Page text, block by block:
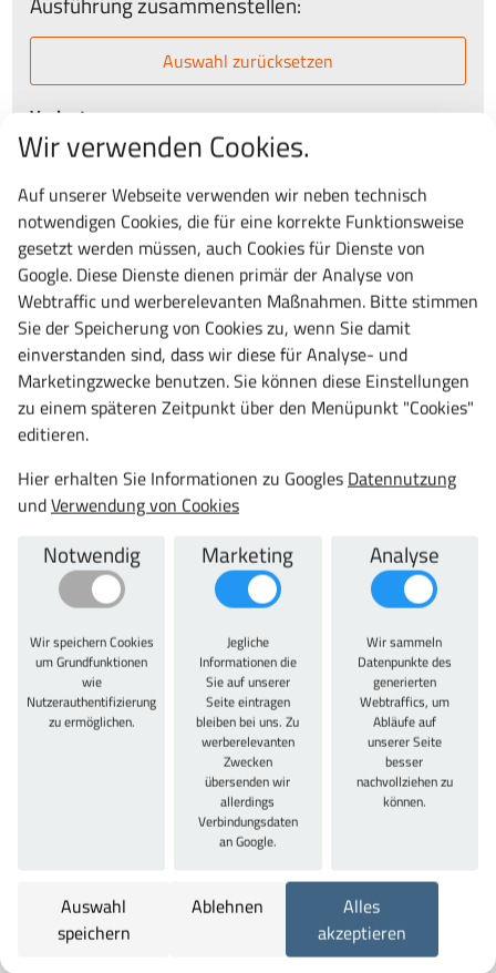
Auswahl zurücksetzen
Variante
Ihre Auswahl:"Schlitzwände und Trennbleche für Typ 27 x 36E, für
Fronthöhe 50 mm, Typ 27 x 36E"
Artikelnummer:100.244.000
Lieferung:i.d.R.3-5 Tage frei Bordsteinkante
25,70 €
30,58 € inkl. MwSt.
Datenblatt
Artikelbeschreibung
Artikelbeschreibung
2 Schlitzwände: 36 E, 10 Trennbleche: 9 E. Fronthöhe
gleich Höhe der Schubladenfront. Entspricht nicht der
tatsächliche Höhe des Einteilungsmaterials.
Technische Daten
Wir verwenden Cookies.
Auf unserer Webseite verwenden wir neben technisch
notwendigen Cookies, die für eine korrekte Funktionsweise
gesetzt werden müssen, auch Cookies für Dienste von
Google. Diese Dienste dienen primär der Analyse von
Webtraffic und werberelevanten Maßnahmen. Bitte stimmen
Sie der Speicherung von Cookies zu, wenn Sie damit
einverstanden sind, dass wir diese für Analyse- und
Marketingzwecke benutzen. Sie können diese Einstellungen
zu einem späteren Zeitpunkt über den Menüpunkt "Cookies"
editieren.
Hier erhalten Sie Informationen zu Googles Datennutzung
undVerwendung von Cookies
Notwendig
Wir speichern Cookies
um Grundfunktionen
wie
Nutzerauthentifizierung
zu ermöglichen.
Marketing
Jegliche
Informationen die
Sie auf unserer
Seite eintragen
bleiben bei uns. Zu
werberelevanten
Zwecken
übersenden wir
allerdings
Verbindungsdaten
an Google.
Analyse
Wir sammeln
Datenpunkte des
generierten
Webtraffics, um
Abläufe auf
unserer Seite
besser
nachvollziehen zu
können.
Auswahl
speichern
Ablehnen
Alles
akzeptieren